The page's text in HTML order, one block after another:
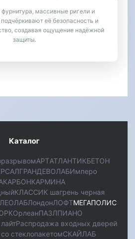
массивные ригели и
её безопасность и
создавая ощущение надёжной
защиты.
Каталог
АРТАТЛАНТИКБЕТОН
ГРАНДЕВОЛАБИмперо
КАРБОНКАРМИНА
КЛАССИК шагрень черная
ЛЕОЛАБЛондонЛОФТМЕГАПОЛИС
ОрлеанПАЗЛПИАНО
Распродажа входных дверей
стеклопакетомСКАЙЛАБ